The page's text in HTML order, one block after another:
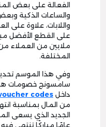
الفعالة على بعض
والساعات الذكية
واللابات، علاوة على
على القطع الأفضل
ملايين من العملاء
المختلفة.
وفي هذا الموسم
سامسونج خصومات
داخل codes
الجديد الذي يسعى
عامًا مباركًا تنتهي فيه